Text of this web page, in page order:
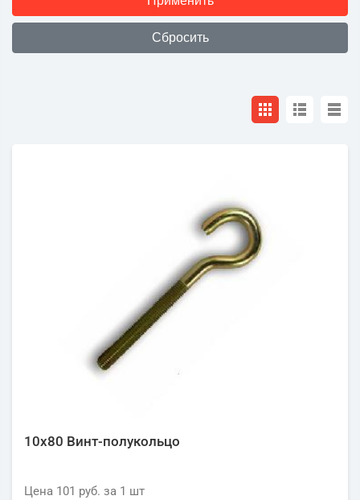
10х80 Винт-полукольцо
Цена 101 руб. за 1 шт